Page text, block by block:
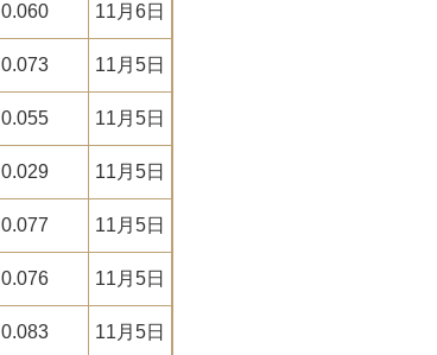
0.060 11月6日
0.073 11月5日
0.055 11月5日
0.029 11月5日
0.077 11月5日
0.076 11月5日
0.083 11月5日